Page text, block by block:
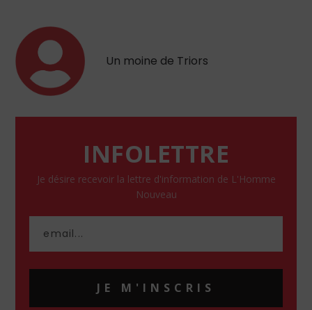
Un moine de Triors
INFOLETTRE
Je désire recevoir la lettre d'information de L'Homme
Nouveau
JE M'INSCRIS